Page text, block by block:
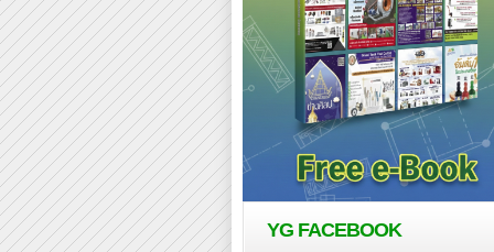
YG FACEBOOK